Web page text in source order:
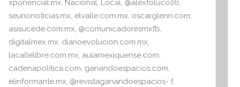
t
i
v
a
xponencial.mx, Nacional, Local, @alextoluco26,
seunonoticias.mx, elvalle.com.mx, oscarglenn.com,
asisucede.com.mx, @comunicadoresmxfb,
digitalmex.mx, diarioevolucion.com.mx,
lacallelibre.com.mx, aulamexiquense.com,
cadenapolitica.com, ganandoespacios.com,
elinformante.mx, @revistaganandoespacios- f,